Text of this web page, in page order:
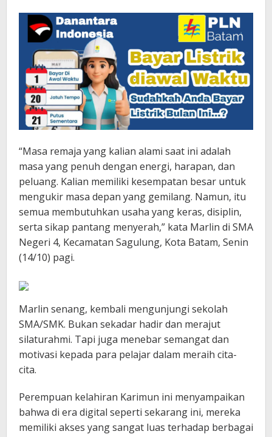
“Masa remaja yang kalian alami saat ini adalah
masa yang penuh dengan energi, harapan, dan
peluang. Kalian memiliki kesempatan besar untuk
mengukir masa depan yang gemilang. Namun, itu
semua membutuhkan usaha yang keras, disiplin,
serta sikap pantang menyerah,” kata Marlin di SMA
Negeri 4, Kecamatan Sagulung, Kota Batam, Senin
(14/10) pagi.
Marlin senang, kembali mengunjungi sekolah
SMA/SMK. Bukan sekadar hadir dan merajut
silaturahmi. Tapi juga menebar semangat dan
motivasi kepada para pelajar dalam meraih cita-
cita.
Perempuan kelahiran Karimun ini menyampaikan
bahwa di era digital seperti sekarang ini, mereka
memiliki akses yang sangat luas terhadap berbagai